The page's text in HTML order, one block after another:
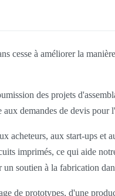
cesse à améliorer la
des projets
demandes de devis pour
acheteurs, aux start-ups et
imprimés, ce qui aide
soutien à la fabrication
de prototypes, d'une